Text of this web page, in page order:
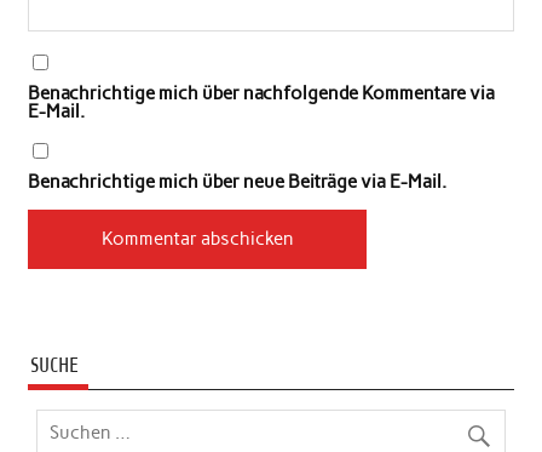
Benachrichtige mich über nachfolgende Kommentare via
E-Mail.
Benachrichtige mich über neue Beiträge via E-Mail.
SUCHE